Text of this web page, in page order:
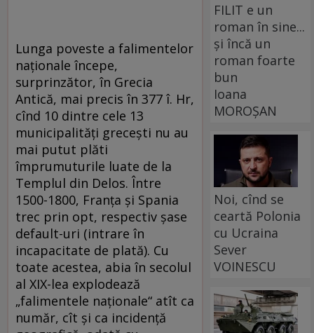
Lunga poveste a falimentelor
naţionale începe,
surprinzător, în Grecia
Antică, mai precis în 377 î. Hr,
cînd 10 dintre cele 13
municipalităţi greceşti nu au
mai putut plăti
împrumuturile luate de la
Templul din Delos. Între
1500-1800, Franţa şi Spania
trec prin opt, respectiv şase
default-uri (intrare în
incapacitate de plată). Cu
toate acestea, abia în secolul
al XIX-lea explodează
„falimentele naţionale“ atît ca
număr, cît şi ca incidenţă
FILIT e un
roman în sine...
și încă un
roman foarte
bun
Ioana
MOROȘAN
Noi, cînd se
ceartă Polonia
cu Ucraina
Sever
VOINESCU